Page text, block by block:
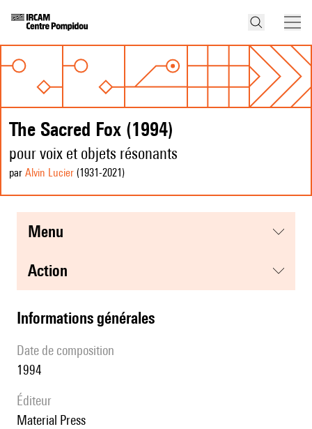
The Sacred Fox (1994)
pour voix et objets résonants
par Alvin Lucier (1931-2021 )
menu
action
informations générales
date de composition
1994
éditeur
Material Press